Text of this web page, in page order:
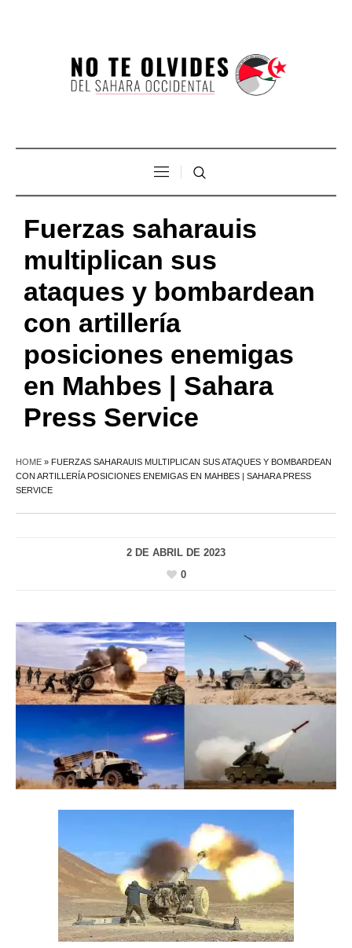
Fuerzas saharauis
multiplican sus
ataques y bombardean
con artillería
posiciones enemigas
en Mahbes | Sahara
Press Service
HOME » FUERZAS SAHARAUIS MULTIPLICAN SUS ATAQUES Y BOMBARDEAN
CON ARTILLERÍA POSICIONES ENEMIGAS EN MAHBES | SAHARA PRESS
SERVICE
2 DE ABRIL DE 2023
0